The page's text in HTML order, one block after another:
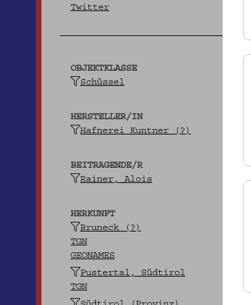
Twitter
OBJEKTKLASSE
Schüssel
HERSTELLER/IN
Hafnerei Kuntner (?)
BEITRAGENDE/R
Rainer, Alois
HERKUNFT
Bruneck (?)
TGN
GEONAMES
Pustertal, Südtirol
TGN